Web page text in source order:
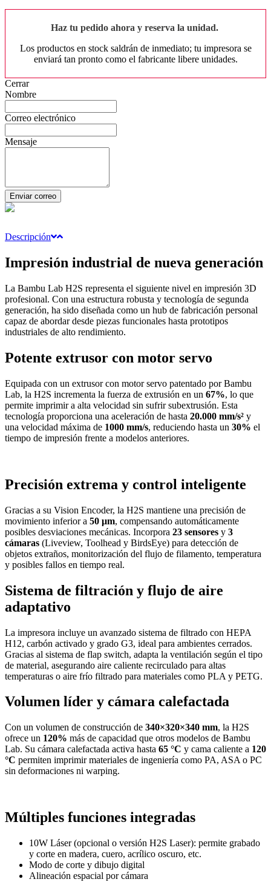
Haz tu pedido ahora y reserva la unidad.
Los productos en stock saldrán de inmediato; tu impresora se
enviará tan pronto como el fabricante libere unidades.
Cerrar
Nombre
Correo electrónico
Mensaje
Enviar correo
Descripción
Impresión industrial de nueva generación
La Bambu Lab H2S representa el siguiente nivel en impresión 3D
profesional. Con una estructura robusta y tecnología de segunda
generación, ha sido diseñada como un hub de fabricación personal
capaz de abordar desde piezas funcionales hasta prototipos
industriales de alto rendimiento.
Potente extrusor con motor servo
Equipada con un extrusor con motor servo patentado por Bambu
Lab, la H2S incrementa la fuerza de extrusión en un 67%, lo que
permite imprimir a alta velocidad sin sufrir subextrusión. Esta
tecnología proporciona una aceleración de hasta 20.000 mm/s² y
una velocidad máxima de 1000 mm/s, reduciendo hasta un 30% el
tiempo de impresión frente a modelos anteriores.
Precisión extrema y control inteligente
Gracias a su Vision Encoder, la H2S mantiene una precisión de
movimiento inferior a 50 μm, compensando automáticamente
posibles desviaciones mecánicas. Incorpora 23 sensores y 3
cámaras (Liveview, Toolhead y BirdsEye) para detección de
objetos extraños, monitorización del flujo de filamento, temperatura
y posibles fallos en tiempo real.
Sistema de filtración y flujo de aire
adaptativo
La impresora incluye un avanzado sistema de filtrado con HEPA
H12, carbón activado y grado G3, ideal para ambientes cerrados.
Gracias al sistema de flap switch, adapta la ventilación según el tipo
de material, asegurando aire caliente recirculado para altas
temperaturas o aire frío filtrado para materiales como PLA y PETG.
Volumen líder y cámara calefactada
Con un volumen de construcción de 340×320×340 mm, la H2S
ofrece un 120% más de capacidad que otros modelos de Bambu
Lab. Su cámara calefactada activa hasta 65 °C y cama caliente a 120
°C permiten imprimir materiales de ingeniería como PA, ASA o PC
sin deformaciones ni warping.
Múltiples funciones integradas
10W Láser (opcional o versión H2S Laser): permite grabado
y corte en madera, cuero, acrílico oscuro, etc.
Modo de corte y dibujo digital
Alineación espacial por cámara